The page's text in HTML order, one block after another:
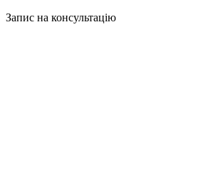
Запис на консультацію